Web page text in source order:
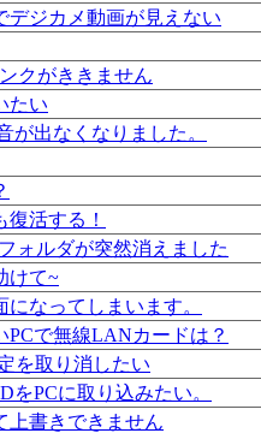
デジカメ動画が見えない
クがききません
たい
が出なくなりました。
活する！
ォルダが突然消えました
けて~
なってしまいます。
PCで無線LANカードは？
を取り消したい
PCに取り込みたい。
上書きできません